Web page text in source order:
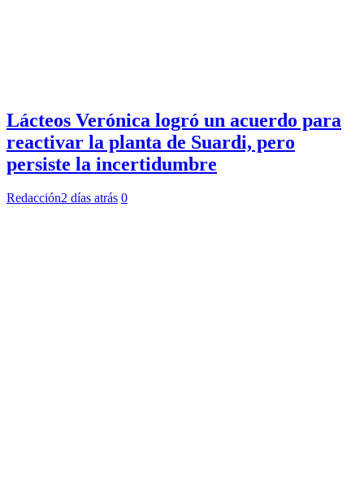
Lácteos Verónica logró un acuerdo para
reactivar la planta de Suardi, pero
persiste la incertidumbre
Redacción2 días atrás 0